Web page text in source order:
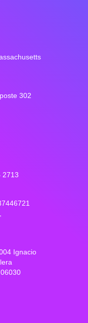
302
2713
Ignacio